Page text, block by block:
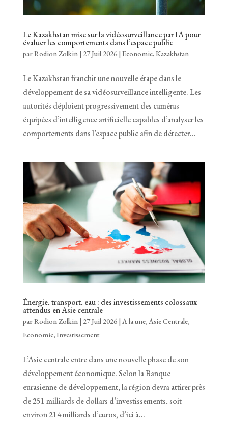
Le Kazakhstan mise sur la vidéosurveillance par IA pour
évaluer les comportements dans l’espace public
parRodion Zolkin | 27 Juil 2026| Economie,Kazakhstan
Le Kazakhstan franchit une nouvelle étape dans le
développement de sa vidéosurveillance intelligente. Les
autorités déploient progressivement des caméras
équipées d’intelligence artificielle capables d’analyser les
comportements dans l’espace public afin de détecter...
Énergie, transport, eau : des investissements colossaux
attendus en Asie centrale
parRodion Zolkin| 27 Juil 2026| A la une,Asie Centrale,
Economie,Investissement
L’Asie centrale entre dans une nouvelle phase de son
développement économique. Selon la Banque
eurasienne de développement, la région devra attirer près
de 251 milliards de dollars d’investissements, soit
environ 214 milliards d’euros, d’ici à...